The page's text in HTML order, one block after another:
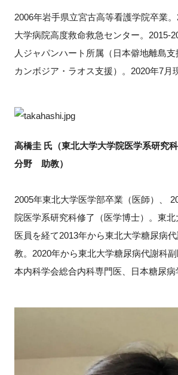
2006年岩手県立宮古高等看護学院卒業
大学病院高度救命救急センター。2015-
人ジャパンハート所属（日本僻地離島支
カンボジア・ラオス支援）。2020年7月
高橋圭 氏（東北大学大学院医学系研究
分野 助教）
2005年東北大学医学部卒業（医師）、
院医学系研究科修了（医学博士）。東
医員を経て2013年から東北大学糖尿病
教。2020年から東北大学糖尿病代謝科
本内科学会総合内科専門医、日本糖尿病